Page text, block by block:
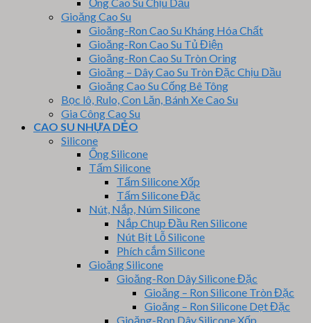
Ống Cao Su Chịu Dầu
Gioăng Cao Su
Gioăng-Ron Cao Su Kháng Hóa Chất
Gioăng-Ron Cao Su Tủ Điện
Gioăng-Ron Cao Su Tròn Oring
Gioăng – Dây Cao Su Tròn Đặc Chịu Dầu
Gioăng Cao Su Cống Bê Tông
Bọc lô, Rulo, Con Lăn, Bánh Xe Cao Su
Gia Công Cao Su
CAO SU NHỰA DẺO
Silicone
Ống Silicone
Tấm Silicone
Tấm Silicone Xốp
Tấm Silicone Đặc
Nút, Nắp, Núm Silicone
Nắp Chụp Đầu Ren Silicone
Nút Bịt Lỗ Silicone
Phích cắm Silicone
Gioăng Silicone
Gioăng-Ron Dây Silicone Đặc
Gioăng – Ron Silicone Tròn Đặc
Gioăng – Ron Silicone Dẹt Đặc
Gioăng-Ron Dây Silicone Xốp